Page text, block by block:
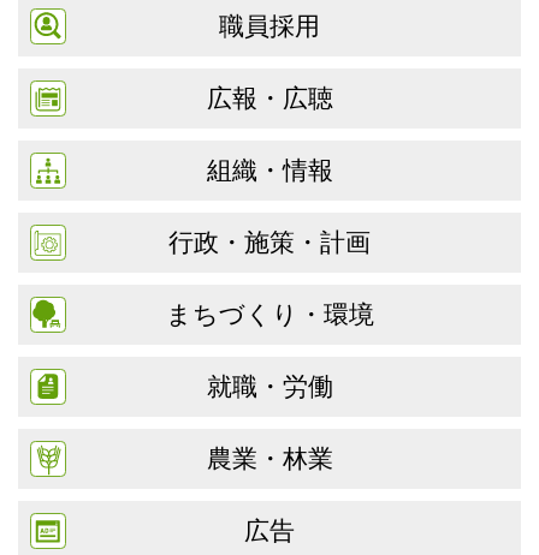
職員採用
広報・広聴
組織・情報
行政・施策・計画
まちづくり・環境
就職・労働
農業・林業
広告